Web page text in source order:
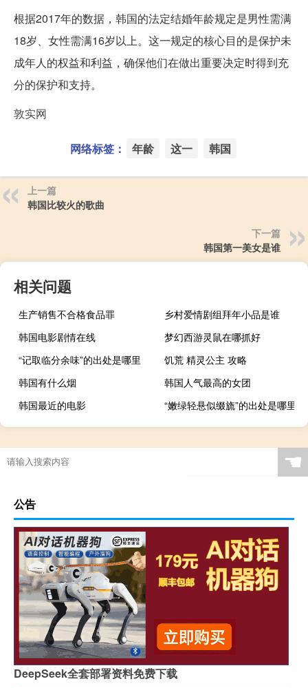
根据2017年的数据，韩国的法定结婚年龄规定是男性需满
18岁、女性需满16岁以上。这一规定的核心目的是保护未
成年人的权益和利益，确保他们在做出重要决定时得到充
分的保护和支持。
敦实网
网络标签： 年龄 这一 韩国
上一篇
韩国比较火的歌曲
下一篇
韩国第一美女是谁
相关问题
生产销售不合格食品罪
乡村爱情剧组拜年小品是谁
韩国电影剧情在线
梦幻西游灵鼠在哪抓好
“记取临分余味”的出处是哪里
饥荒 精灵公主 攻略
韩国有什么烟
韩国人气最高的女团
韩国最近的电影
“嫩绿轻悬似缀旒”的出处是哪里
☚
公告
DeepSeek全套部署资料免费下载